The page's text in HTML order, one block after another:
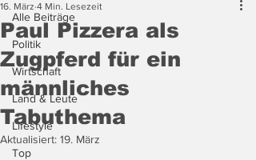
Alle Beiträge
Politik
Wirtschaft
Land & Leute
Lifestyle
Top
Paul Pizzera als
Zugpferd für ein
männliches
Tabuthema
16. März 4 Min. Lesezeit
Aktualisiert: 19. März